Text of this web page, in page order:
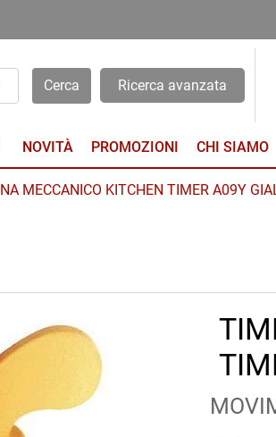
Ricerca avanzata
Open menu
NOVITÀ PROMOZIONI CHI SIAMO
MECCANICO KITCHEN TIMER A09Y